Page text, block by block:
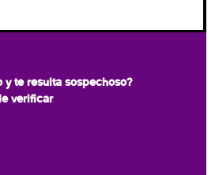
te resulta sospechoso?
verificar